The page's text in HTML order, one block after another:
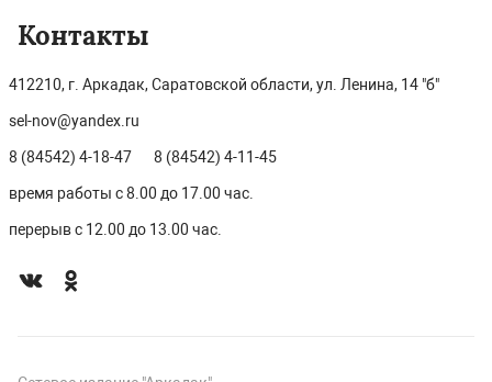
Контакты
412210, г. Аркадак, Саратовской области, ул. Ленина, 14 "б"
sel-nov@yandex.ru
8 (84542) 4-18-47 8 (84542) 4-11-45
время работы с 8.00 до 17.00 час.
перерыв с 12.00 до 13.00 час.